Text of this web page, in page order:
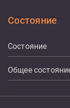
Состояние
Состояние
Общее